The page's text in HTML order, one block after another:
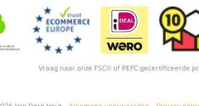
Vraag naar onze FSC® of PEFC gecertificeerde